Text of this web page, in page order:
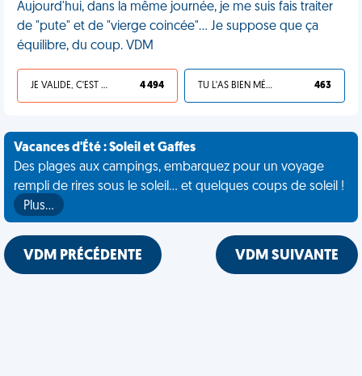
Aujourd'hui, dans la même journée, je me suis fais traiter
de "pute" et de "vierge coincée"… Je suppose que ça
équilibre, du coup. VDM
JE VALIDE, C'EST UNE VDM 4 494 TU L'AS BIEN MÉRITÉ 463
Vacances d'Été : Soleil et Gaffes
Des plages aux campings, embarquez pour un voyage
rempli de rires sous le soleil... et quelques coups de soleil !
Plus…
VDM PRÉCÉDENTE VDM SUIVANTE